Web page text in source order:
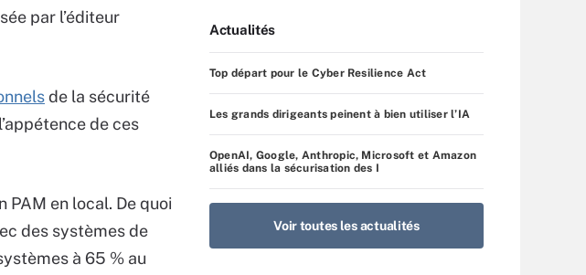
par l’éditeur
de la sécurité
de ces
en local. De quoi
des systèmes de
à 65 % au
Actualités
Top départ pour le Cyber Resilience Act
Les grands dirigeants peinent à bien utiliser l’IA
OpenAI, Google, Anthropic, Microsoft et Amazon
alliés dans la sécurisation des I
Voir toutes les actualités